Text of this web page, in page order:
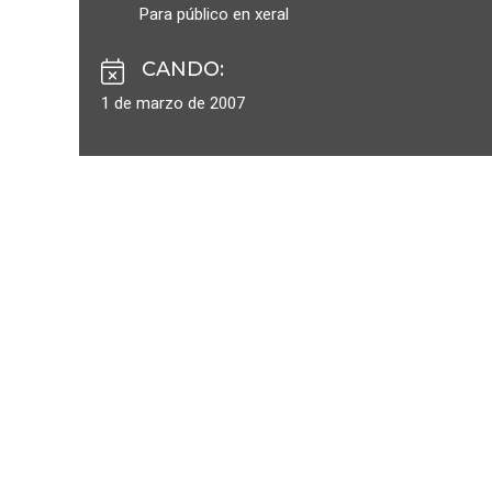
Para público en xeral
CANDO:
1 de marzo de 2007